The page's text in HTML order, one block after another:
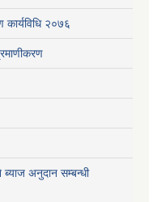
२०७६
ब्याज अनुदान सम्बन्धी